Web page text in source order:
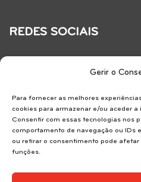
Gerir o
Para fornecer as melhores
cookies para armazenar e/ou aceder
Consentir com essas tecnologias nos
comportamento de navegação ou IDs
ou retirar o consentimento pode
funções.
REDES SOCIAIS